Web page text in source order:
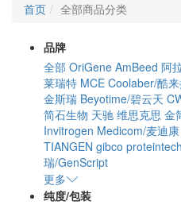
首页 全部商品分类
品牌
全部 OriGene AmBeed 阿
莱瑞特 MCE Coolaber/酷
金斯瑞 Beyotime/碧云天
简石生物 天驰 维思克思 金
Invitrogen Medicom/麦迪康
TIANGEN gibco
瑞/GenScript
更多
纯度/包装